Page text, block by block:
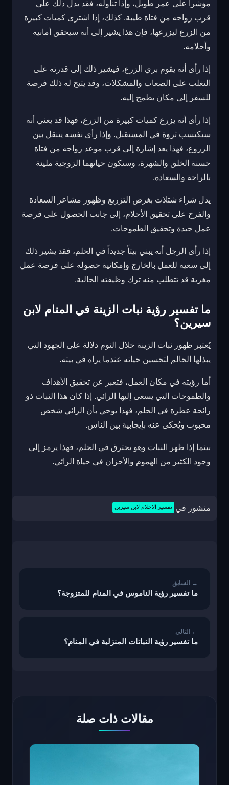
مؤشراً على عمر طويل، وإذا تناوله، فقد يدل ذلك على
قرب زواجه من فتاة طيبة. كذلك، إذا اشترى كميات كبيرة
من الزرع ليزرعها، فإن هذا يشير إلى أنه سيحقق أمانيه
وأحلامه.
إذا رأى أنه يقوم بري الزرع، فيشير ذلك إلى قدرته على
التغلب على الصعاب والمشكلات، وقد يتيح له ذلك فرصة
للسفر إلى مكان يطمح إليه.
إذا رأى أنه يزرع كميات كبيرة من الزرع، فهذا قد يعني أنه
سيكتسب ثروة في المستقبل. وإذا رأى نفسه يتنقل بين
الزروع، فهذا يعد إشارة إلى قرب موعد زواجه من فتاة
حسنة الخلق والشهرة، وستكون حياتهما الزوجية مليئة
بالراحة والسعادة.
يدل شراء شتلات بغرض التزريع وظهور مشاعر السعادة
والفرح على تحقيق الأحلام، إلى جانب الحصول على فرصة
عمل جيدة وتحقيق الطموحات.
إذا رأى الرجل أنه يبني بيتاً جديداً في الحلم، فقد يشير ذلك
إلى سعيه للعمل بالخارج وإمكانية حصوله على فرصة عمل
مغرية قد تتطلب منه ترك وظيفته الحالية.
ما تفسير رؤية نبات الزينة في المنام لابن
سيرين؟
يُعتبر ظهور نبات الزينة خلال النوم دلالة على الجهود التي
يبذلها الحالم لتحسين حياته عندما يراه في بيته.
أما رؤيته في مكان العمل، فتعبر عن تحقيق الأهداف
والطموحات التي يسعى إليها الرائي. إذا كان هذا النبات ذو
رائحة عطرة في الحلم، فهذا يوحي بأن الرائي شخص
محبوب ويُحكى عنه بإيجابية بين الناس.
بينما إذا ظهر النبات وهو يحترق في الحلم، فهذا يرمز إلى
وجود الكثير من الهموم والأحزان في حياة الرائي.
منشور في تفسير الاحلام لابن سيرين
ما تفسير رؤية الناموس في المنام للمتزوجة؟
ما تفسير رؤية النباتات المنزلية في المنام؟
مقالات ذات صلة